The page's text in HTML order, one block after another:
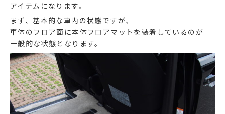
アイテムになります。
まず、基本的な車内の状態ですが、
車体のフロア面に本体フロアマットを装着しているのが
一般的な状態となります。